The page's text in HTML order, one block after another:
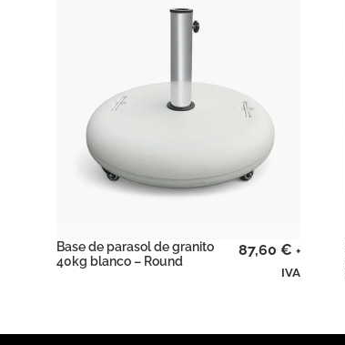
Base de parasol de granito
40kg blanco – Round
87,60 € +
IVA